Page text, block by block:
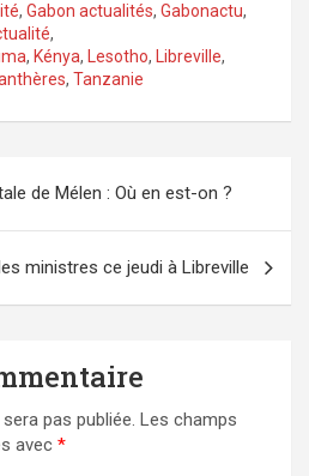
, Gabon actualités, Gabonactu,
,
, Kénya, Lesotho, Libreville,
, Tanzanie
de Mélen : Où en est-on ?
ministres ce jeudi à Libreville
pas publiée. Les champs
avec *